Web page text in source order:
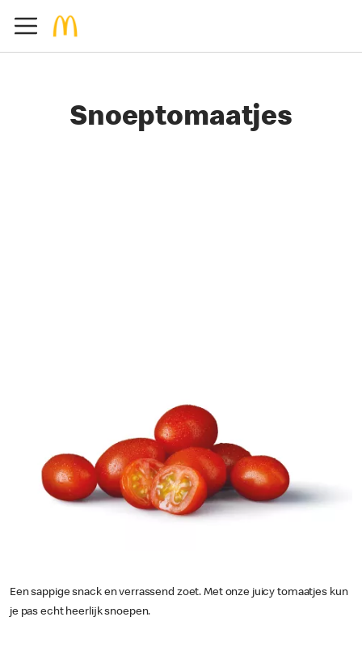
Snoeptomaatjes
Een sappige snack en verrassend zoet. Met onze juicy tomaatjes kun
je pas echt heerlijk snoepen.